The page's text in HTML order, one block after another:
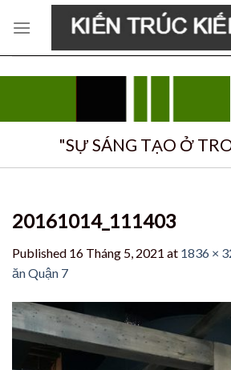
"SỰ SÁNG TẠO Ở
20161014_111403
Published 16 Tháng 5, 2021 at 1836 ×
ăn Quận 7